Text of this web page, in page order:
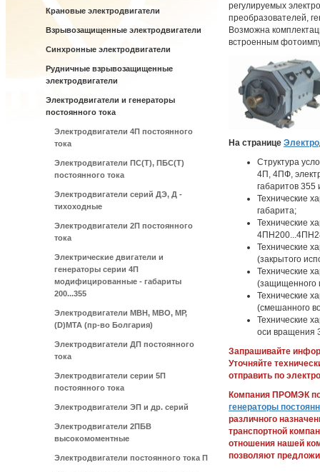
Крановые электродвигатели
Взрывозащищенные электродвигатели
Синхронные электродвигатели
Рудничные взрывозащищенные
электродвигатели
Электродвигатели и генераторы
постоянного тока
Электродвигатели 4П постоянного
тока
Электродвигатели ПС(Т), ПБС(Т)
постоянного тока
Электродвигатели серий ДЭ, Д -
тихоходные
Электродвигатели 2П постоянного
тока
Электрические двигатели и
генераторы серии 4П
модифицированные - габариты
200...355
Электродвигатели МВН, МВО, МР,
(D)МТА (пр-во Болгария)
Электродвигатели ДП постоянного
тока
Электродвигатели серии 5П
постоянного тока
Электродвигатели ЭП и др. серий
Электродвигатели 2ПБВ
высокомоментные
Электродвигатели постоянного тока П
регулируемых
преобразователей,
Возможна
встроенным
На странице
Структура
4П, 4ПФ,
габаритов 355
Технические
габарита;
Технические
Технические
(закрытого
Технические
(защищенного
Технические
(смешанного
Технические
оси вращения
Запрашивайте
Уточняйте
отправить по
Компания ПРОМЭК
генераторы
различного
транспортной
отношения нашей
позволяют